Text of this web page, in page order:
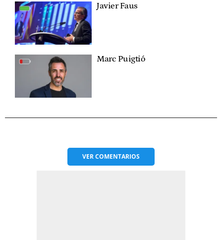
Javier Faus
Marc Puigtió
VERCOMENTARIOS